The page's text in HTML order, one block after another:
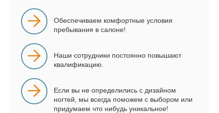
Обеспечиваем комфортные условия
пребывания в салоне!
Наши сотрудники постоянно повышают
квалификацию.
Если вы не определились с дизайном
ногтей, мы всегда поможем с выбором или
придумаем что нибудь уникальное!